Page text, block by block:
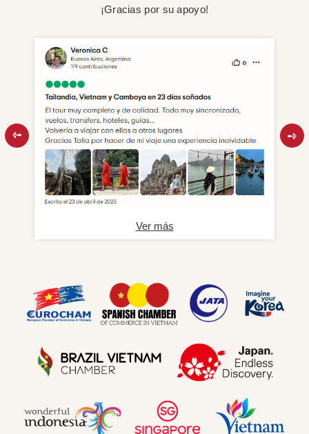
¡Gracias por su apoyo!
Ver más